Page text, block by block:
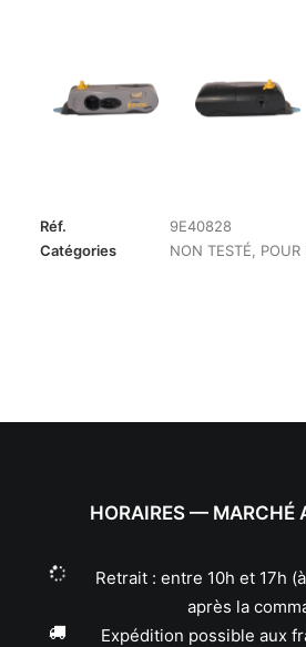
Réf.
9E40828
Catégories
NON TESTÉ POUR
HORAIRES — MARCHÉ
Retrait : entre 10h et 17h
après la
Expédition possible aux